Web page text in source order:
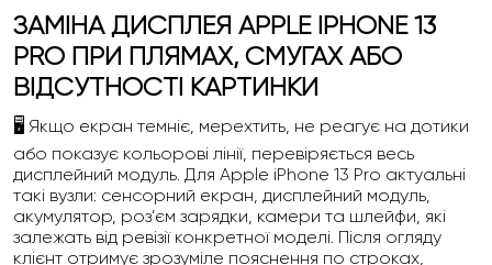
ЗАМІНА ДИСПЛЕЯ APPLE IPHONE 13
PRO ПРИ ПЛЯМАХ, СМУГАХ АБО
ВІДСУТНОСТІ КАРТИНКИ
🖥️ Якщо екран темніє, мерехтить, не реагує на дотики
або показує кольорові лінії, перевіряється весь
дисплейний модуль. Для Apple iPhone 13 Pro актуальні
такі вузли: сенсорний екран, дисплейний модуль,
акумулятор, роз’єм зарядки, камери та шлейфи, які
залежать від ревізії конкретної моделі. Після огляду
клієнт отримує зрозуміле пояснення по строках,